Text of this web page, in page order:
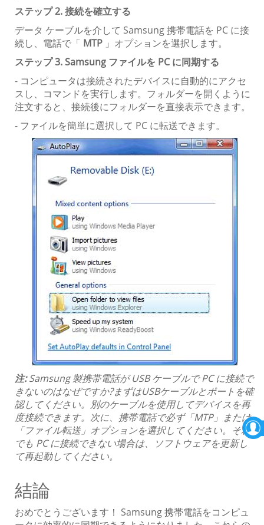
ステップ 2. 接続を確立する
データ ケーブルを介して Samsung 携帯電話を PC に接
続し、電話で「 MTP 」オプションを選択します。
ステップ 3. Samsung ファイルを PC に同期する
- コンピュータは接続されたデバイスに自動的にアクセ
スし、コマンドを実行します。フォルダーを開くように
注文すると、接続後にフォルダーを直接表示できます。
- ファイルを簡単に選択して PC に転送できます。
注: Samsung 製携帯電話が USB ケーブルで PC に接続で
きないのはなぜですか?まずはUSBケーブルとポートを確
認してください。別のケーブルを使用してデバイスを再
度接続できます。次に、携帯電話で必ず「MTP」または
「ファイル転送」オプションを選択してください。それ
でも PC に接続できない場合は、ソフトウェアを更新し
て再起動してください。
結論
おめでとうございます！ Samsung 携帯電話をコンピュ